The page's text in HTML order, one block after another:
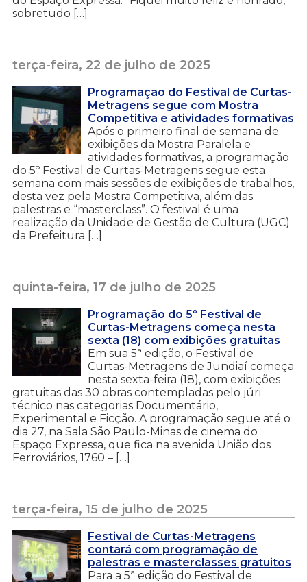
sobretudo […]
terça-feira, 22 de julho de 2025
Programação do Festival de Curtas-
Metragens segue com Mostra
Competitiva e atividades formativas
Após o primeiro final de semana de
exibições da Mostra Paralela e
atividades formativas, a programação
do 5º Festival de Curtas-Metragens segue esta
semana com mais sessões de exibições de trabalhos,
desta vez pela Mostra Competitiva, além das
palestras e “masterclass”. O festival é uma
realização da Unidade de Gestão de Cultura (UGC)
da Prefeitura […]
quinta-feira, 17 de julho de 2025
Programação do 5º Festival de
Curtas-Metragens começa nesta
sexta (18) com exibições gratuitas
Em sua 5ª edição, o Festival de
Curtas-Metragens de Jundiaí começa
nesta sexta-feira (18), com exibições
gratuitas das 30 obras contempladas pelo júri
técnico nas categorias Documentário,
Experimental e Ficção. A programação segue até o
dia 27, na Sala São Paulo-Minas de cinema do
Espaço Expressa, que fica na avenida União dos
Ferroviários, 1760 – […]
terça-feira, 15 de julho de 2025
Festival de Curtas-Metragens
contará com programação de
palestras e masterclasses gratuitos
Para a 5ª edição do Festival de